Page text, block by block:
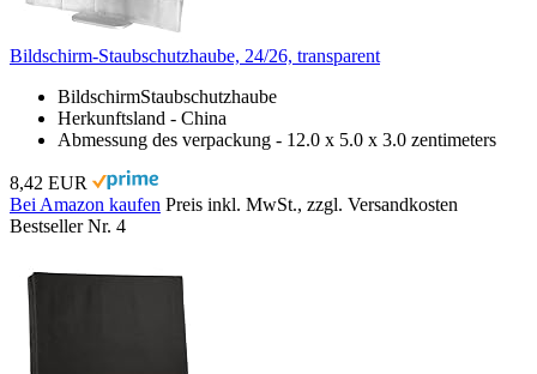
Bildschirm-Staubschutzhaube, 24/26, transparent
BildschirmStaubschutzhaube
Herkunftsland - China
Abmessung des verpackung - 12.0 x 5.0 x 3.0 zentimeters
8,42 EUR
Bei Amazon kaufen Preis inkl. MwSt., zzgl. Versandkosten
Bestseller Nr. 4